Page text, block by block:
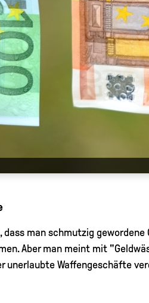
man schmutzig
Aber man meint mit
unerlaubte Waffengeschäfte